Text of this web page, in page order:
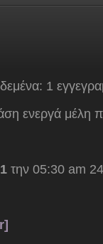
1
ενεργά μέλη
την 05:30 am